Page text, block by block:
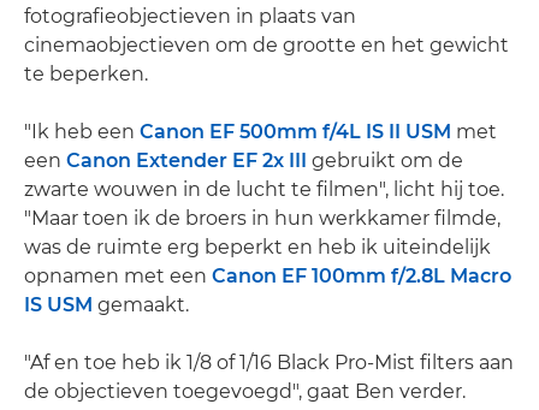
fotografieobjectieven in plaats van
cinemaobjectieven om de grootte en het gewicht
te beperken.
"Ik heb een Canon EF 500mm f/4L IS II USM met
een Canon Extender EF 2x III gebruikt om de
zwarte wouwen in de lucht te filmen", licht hij toe.
"Maar toen ik de broers in hun werkkamer filmde,
was de ruimte erg beperkt en heb ik uiteindelijk
opnamen met een Canon EF 100mm f/2.8L Macro
IS USM gemaakt.
"Af en toe heb ik 1/8 of 1/16 Black Pro-Mist filters aan
de objectieven toegevoegd", gaat Ben verder.